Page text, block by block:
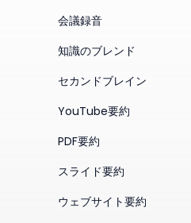
会議録音
知識のブレンド
セカンドブレイン
YouTube要約
PDF要約
スライド要約
ウェブサイト要約